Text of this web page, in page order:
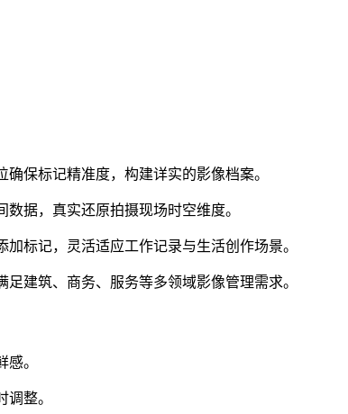
保标记精准度，构建详实的影像档案。
据，真实还原拍摄现场时空维度。
标记，灵活适应工作记录与生活创作场景。
建筑、商务、服务等多领域影像管理需求。
。
整。